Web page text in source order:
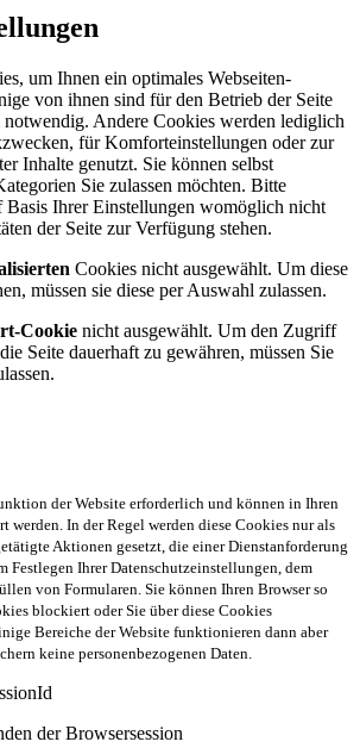
um Ihnen ein optimales Webseiten-
von ihnen sind für den Betrieb der Seite
Andere Cookies werden lediglich
für Komforteinstellungen oder zur
Inhalte genutzt. Sie können selbst
Sie zulassen möchten. Bitte
Basis Ihrer Einstellungen womöglich nicht
der Seite zur Verfügung stehen.
Cookies nicht ausgewählt. Um diese
müssen sie diese per Auswahl zulassen.
Cookie nicht ausgewählt. Um den Zugriff
Seite dauerhaft zu gewähren, müssen Sie
der Website erforderlich und können in Ihren
werden. In der Regel werden diese Cookies nur als
Aktionen gesetzt, die einer Dienstanforderung
Festlegen Ihrer Datenschutzeinstellungen, dem
von Formularen. Sie können Ihren Browser so
blockiert oder Sie über diese Cookies
Bereiche der Website funktionieren dann aber
keine personenbezogenen Daten.
der Browsersession